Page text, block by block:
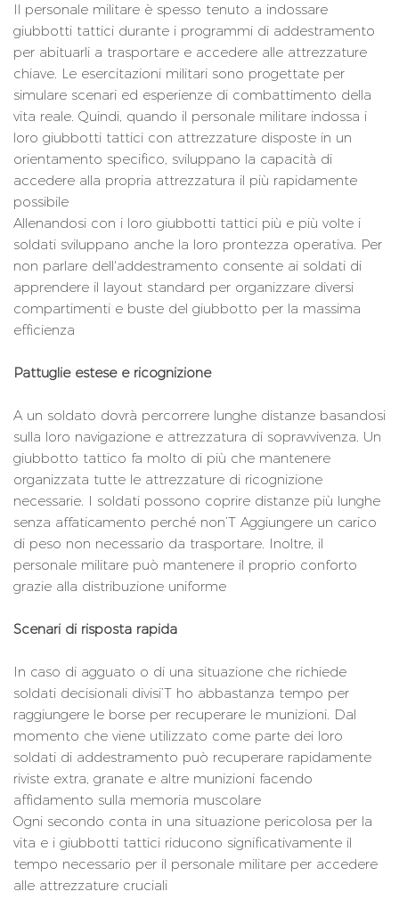
Il personale militare è spesso tenuto a indossare
giubbotti tattici durante i programmi di addestramento
per abituarli a trasportare e accedere alle attrezzature
chiave. Le esercitazioni militari sono progettate per
simulare scenari ed esperienze di combattimento della
vita reale. Quindi, quando il personale militare indossa i
loro giubbotti tattici con attrezzature disposte in un
orientamento specifico, sviluppano la capacità di
accedere alla propria attrezzatura il più rapidamente
possibile
Allenandosi con i loro giubbotti tattici più e più volte i
soldati sviluppano anche la loro prontezza operativa. Per
non parlare dell'addestramento consente ai soldati di
apprendere il layout standard per organizzare diversi
compartimenti e buste del giubbotto per la massima
efficienza
Pattuglie estese e ricognizione
A un soldato dovrà percorrere lunghe distanze basandosi
sulla loro navigazione e attrezzatura di sopravvivenza. Un
giubbotto tattico fa molto di più che mantenere
organizzata tutte le attrezzature di ricognizione
necessarie. I soldati possono coprire distanze più lunghe
senza affaticamento perché non’T Aggiungere un carico
di peso non necessario da trasportare. Inoltre, il
personale militare può mantenere il proprio conforto
grazie alla distribuzione uniforme
Scenari di risposta rapida
In caso di agguato o di una situazione che richiede
soldati decisionali divisi’T ho abbastanza tempo per
raggiungere le borse per recuperare le munizioni. Dal
momento che viene utilizzato come parte dei loro
soldati di addestramento può recuperare rapidamente
riviste extra, granate e altre munizioni facendo
affidamento sulla memoria muscolare
Ogni secondo conta in una situazione pericolosa per la
vita e i giubbotti tattici riducono significativamente il
tempo necessario per il personale militare per accedere
alle attrezzature cruciali